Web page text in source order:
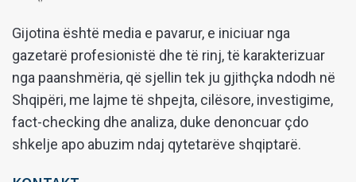
Gijotina është media e pavarur, e iniciuar nga
gazetarë profesionistë dhe të rinj, të karakterizuar
nga paanshmëria, që sjellin tek ju gjithçka ndodh në
Shqipëri, me lajme të shpejta, cilësore, investigime,
fact-checking dhe analiza, duke denoncuar çdo
shkelje apo abuzim ndaj qytetarëve shqiptarë.